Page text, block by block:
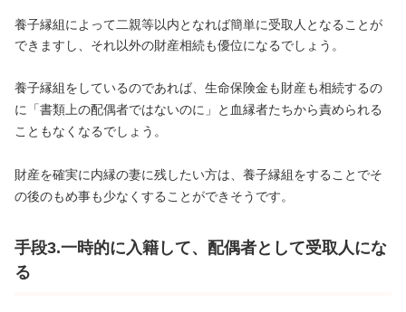
養子縁組によって二親等以内となれば簡単に受取人となることが
できますし、それ以外の財産相続も優位になるでしょう。
養子縁組をしているのであれば、生命保険金も財産も相続するの
に「書類上の配偶者ではないのに」と血縁者たちから責められる
こともなくなるでしょう。
財産を確実に内縁の妻に残したい方は、養子縁組をすることでそ
の後のもめ事も少なくすることができそうです。
手段3.一時的に入籍して、配偶者として受取人にな
る